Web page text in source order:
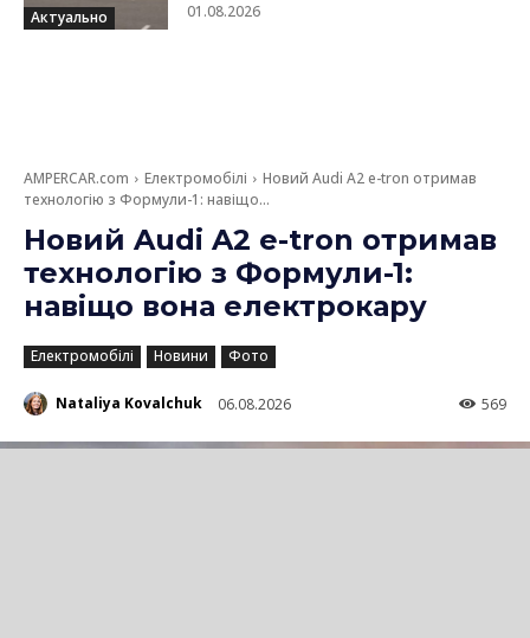
Актуально 01.08.2026